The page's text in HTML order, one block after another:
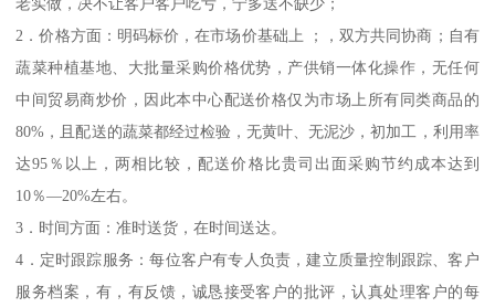
2．价格方面：明码标价，在市场价基础上 ；，双方共同协商；自有
蔬菜种植基地、大批量采购价格优势，产供销一体化操作，无任何
中间贸易商炒价，因此本中心配送价格仅为市场上所有同类商品的
80%，且配送的蔬菜都经过检验，无黄叶、无泥沙，初加工，利用率
达95％以上，两相比较，配送价格比贵司出面采购节约成本达到
10％—20%左右。
3．时间方面：准时送货，在时间送达。
4．定时跟踪服务：每位客户有专人负责，建立质量控制跟踪、客户
服务档案，有，有反馈，诚恳接受客户的批评，认真处理客户的每